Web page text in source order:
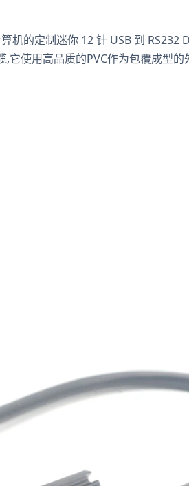
的定制迷你 12 针 USB 到 RS232
它使用高品质的PVC作为包覆成型的